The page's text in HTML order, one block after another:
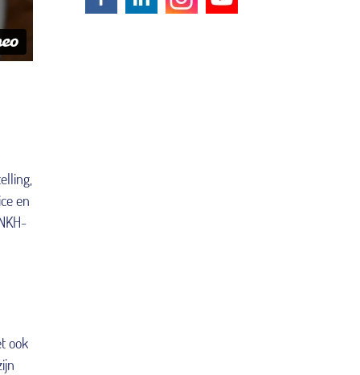
en
ook